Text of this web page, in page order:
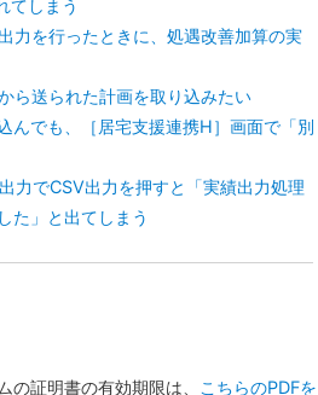
てしまう
力を行ったときに、処遇改善加算の実
ら送られた計画を取り込みたい
んでも、［居宅支援連携H］画面で「別
力でCSV出力を押すと「実績出力処理
た」と出てしまう
の証明書の有効期限は、
こちらのPDFを